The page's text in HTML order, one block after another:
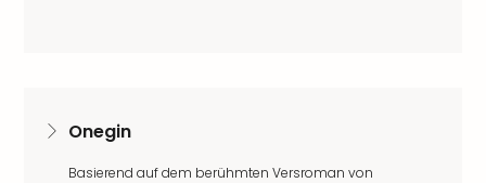
Onegin
Basierend auf dem berühmten Versroman von